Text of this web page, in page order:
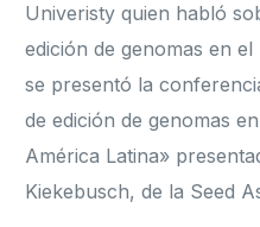
Univeristy quien habló
edición de genomas en
se presentó la
de edición de genomas
América Latina»
Kiekebusch, de la Seed